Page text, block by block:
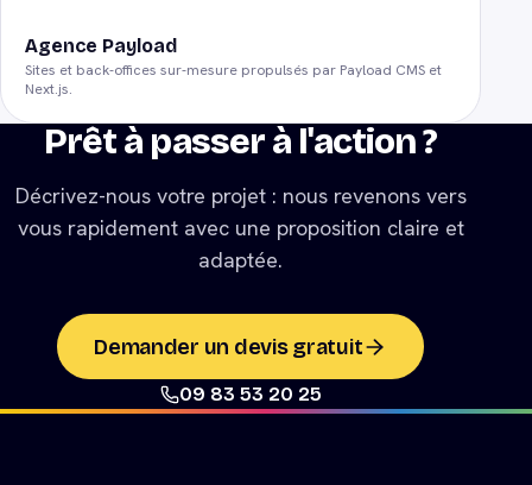
Agence Payload
Sites et back-offices sur-mesure propulsés par Payload CMS et
Next.js.
Prêt à passer à l'action ?
Décrivez-nous votre projet : nous revenons vers
vous rapidement avec une proposition claire et
adaptée.
Demander un devis gratuit
09 83 53 20 25